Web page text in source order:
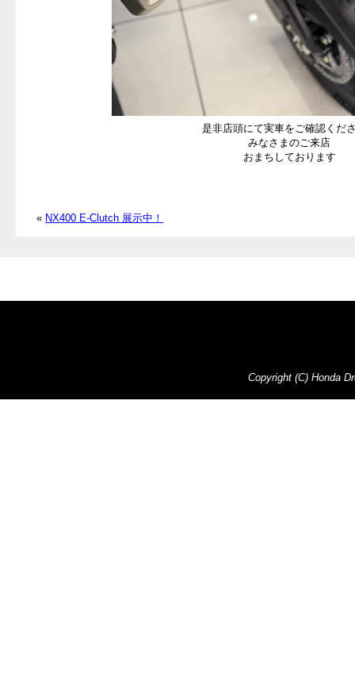
是非店頭にて実車をご確認くだ
みなさまのご来店
おまちしております
« NX400 E-Clutch 展示中！
Copyright (C) Honda